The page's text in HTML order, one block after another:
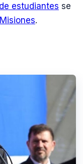
estudiantes se
.